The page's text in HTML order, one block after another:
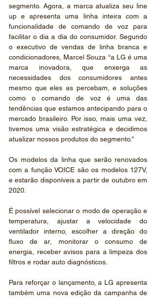
segmento. Agora, a marca atualiza seu line
up e apresenta uma linha inteira com a
funcionalidade de comando de voz para
facilitar o dia a dia do consumidor. Segundo
o executivo de vendas de linha branca e
condicionadores, Marcel Souza “a LG é uma
marca inovadora, que enxerga as
necessidades dos consumidores antes
mesmo que eles as percebam, e soluções
como o comando de voz é uma das
tendências que estamos antecipando para o
mercado brasileiro. Por isso, mais uma vez,
tivemos uma visão estratégica e decidimos
atualizar nossos produtos do segmento.”
Os modelos da linha que serão renovados
com a função VOICE são os modelos 127V,
e estarão disponíveis a partir de outubro em
2020.
É possível selecionar o modo de operação e
temperatura, ajustar a velocidade do
ventilador interno, escolher a direção do
fluxo de ar, monitorar o consumo de
energia, receber avisos para a limpeza dos
filtros e rodar auto diagnósticos.
Para reforçar o lançamento, a LG apresenta
também uma nova edição da campanha de